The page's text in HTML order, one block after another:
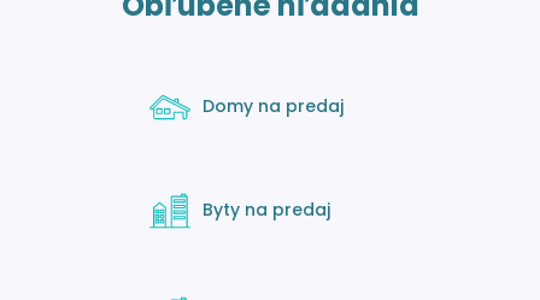
Domy na predaj
Byty na predaj